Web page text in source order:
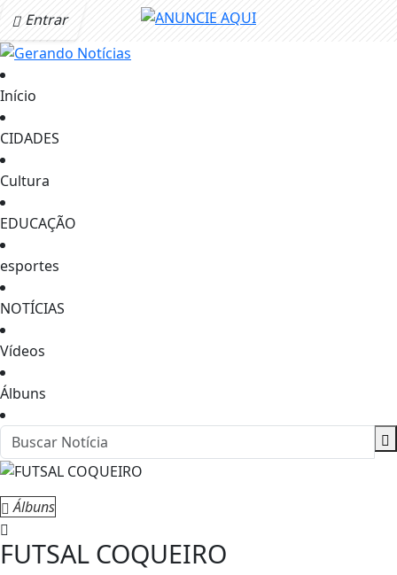
Entrar
Início
CIDADES
Cultura
EDUCAÇÃO
esportes
NOTÍCIAS
Vídeos
Álbuns
Álbuns
FUTSAL COQUEIRO